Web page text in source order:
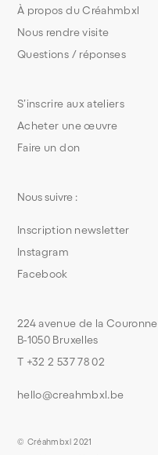
S’inscrire aux ateliers
Acheter une œuvre
Faire un don
À propos du Créahmbxl
Nous rendre visite
Questions / réponses
224 avenue de la Couronne
B-1050 Bruxelles
T +32 2 537 78 02
hello@creahmbxl.be
Nous suivre :
Inscription newsletter
Instagram
Facebook
© Créahmbxl 2021